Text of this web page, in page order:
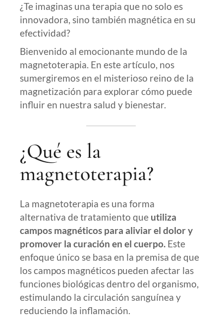
¿Te imaginas una terapia que no solo es
innovadora, sino también magnética en su
efectividad?
Bienvenido al emocionante mundo de la
magnetoterapia. En este artículo, nos
sumergiremos en el misterioso reino de la
magnetización para explorar cómo puede
influir en nuestra salud y bienestar.
¿Qué es la
magnetoterapia?
La magnetoterapia es una forma
alternativa de tratamiento que utiliza
campos magnéticos para aliviar el dolor y
promover la curación en el cuerpo. Este
enfoque único se basa en la premisa de que
los campos magnéticos pueden afectar las
funciones biológicas dentro del organismo,
estimulando la circulación sanguínea y
reduciendo la inflamación.